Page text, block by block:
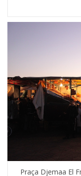
Praça Djemaa El